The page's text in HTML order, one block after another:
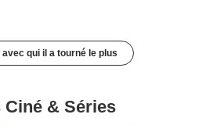
qui il a tourné le plus
Ciné & Séries